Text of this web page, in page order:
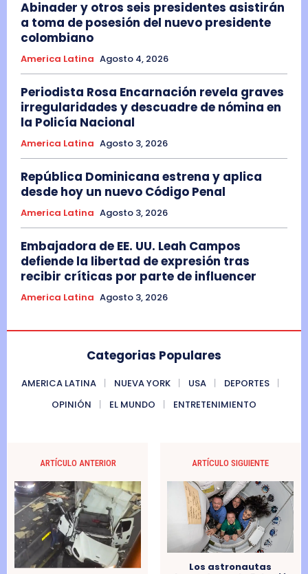
Abinader y otros seis presidentes asistirán
a toma de posesión del nuevo presidente
colombiano
America Latina Agosto 4, 2026
Periodista Rosa Encarnación revela graves
irregularidades y descuadre de nómina en
la Policía Nacional
America Latina Agosto 3, 2026
República Dominicana estrena y aplica
desde hoy un nuevo Código Penal
America Latina Agosto 3, 2026
Embajadora de EE. UU. Leah Campos
defiende la libertad de expresión tras
recibir críticas por parte de influencer
America Latina Agosto 3, 2026
Categorias Populares
AMERICA LATINA NUEVA YORK USA
DEPORTES
OPINIÓN
EL MUNDO ENTRETENIMIENTO
ARTÍCULO ANTERIOR ARTÍCULO SIGUIENTE
Los astronautas